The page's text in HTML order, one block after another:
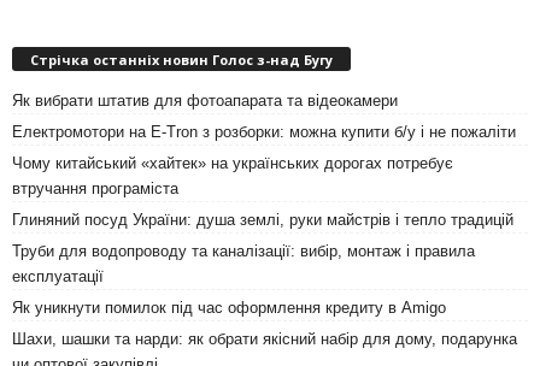
Стрічка останніх новин Голос з-над Бугу
Як вибрати штатив для фотоапарата та відеокамери
Електромотори на E-Tron з розборки: можна купити б/у і не пожаліти
Чому китайський «хайтек» на українських дорогах потребує
втручання програміста
Глиняний посуд України: душа землі, руки майстрів і тепло традицій
Труби для водопроводу та каналізації: вибір, монтаж і правила
експлуатації
Як уникнути помилок під час оформлення кредиту в Amigo
Шахи, шашки та нарди: як обрати якісний набір для дому, подарунка